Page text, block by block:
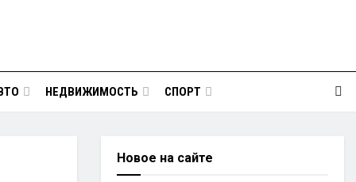
НЕДВИЖИМОСТЬ СПОРТ
Новое на сайте